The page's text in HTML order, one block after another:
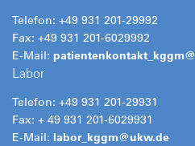
Telefon: +49 931 201-29992
Fax: +49 931 201-6029992
E-Mail: patientenkontakt_kggm@
Labor
Telefon: +49 931 201-29931
Fax: + 49 931 201-6029931
E-Mail: labor_kggm@ukw.de